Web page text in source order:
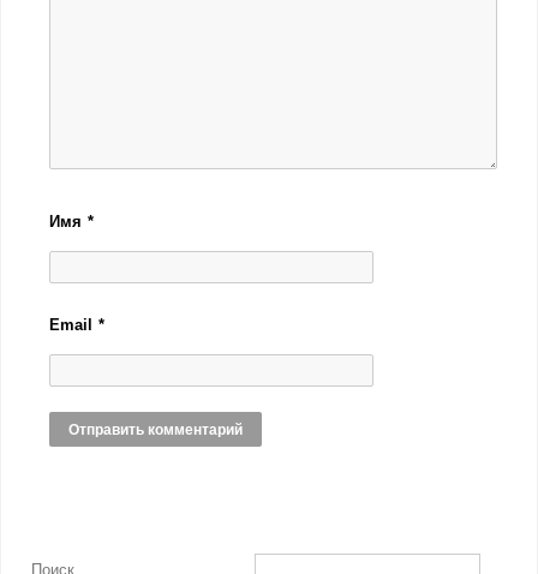
Имя*
Email*